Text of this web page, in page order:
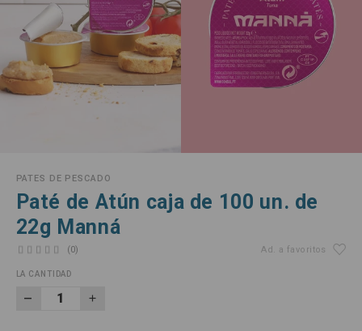
PATES DE PESCADO
Paté de Atún caja de 100 un. de
22g Manná
(0) Ad. a favoritos
LA CANTIDAD